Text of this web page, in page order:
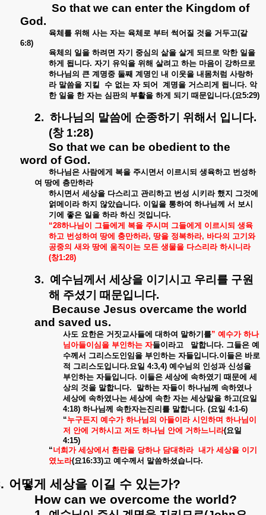
So that we can enter the Kingdom of
God.
육체를 위해 사는 자는 육체로 부터 썩어질 것을 거두고(갈
6:8)
육체의 일을 하려면 자기 중심의 삶을 살게 되므로 악한 일을
하게 됩니다. 자기 유익을 위해 살려고 하는 마음이
강하므로
하나님의 큰 계명중 둘째 계명인 내 이웃을 내몸처럼 사랑하
라 말씀을 지킬 수 없는 자 되어 계명을 거스리게 됩니다. 악
한 일을 한 자는 심판의 부활을 하게 되기 때문입니다.(요5:29)
2. 하나님의 말씀에 순종하기 위해서 입니다.
(창1:28)
So that we can be obedient to the
word of God.
하나님은 사람에게 복을 주시면서 이르시되 생육하고 번성하
여 땅에 층만하라
하시면서 세상을 다스리고 관리하고 번성 시키라 했지 그것에
얽메이라 하지 않았습니다. 이일을 통하여 하나님께 서 보시
기에 좋은 일을 하라 하신 것입니다.
“28하나님이 그들에게 복을 주시며 그들에게 이르시되 생육
하고 번성하여 땅에 충만하라, 땅을 정복하라, 바다의 고기와
공중의 새와 땅에 움직이는 모든 생물을 다스리라 하시니라
(창1:28)
3. 예수님께서 세상을 이기시고 우리를 구원
해 주셨기 때문입니다.
Because Jesus overcame the world
and saved us.
사도 요한은 거짓교사들에 대하여 말하기를” 예수가 하나
님아들이심을 부인하는 자들이라고 말합니다. 그들은 예
수께서 그리스도인임을 부인하는 자들입니다.이들은 바로
적 그리스도입니다.요일 4:3,4) 예수님의 인성과 신성을
부인하는 자들입니다. 이들은 세상에 속하였기 때문에 세
상의 것을 말합니다. 말하는 자들이 하나님께 속하였나
세상에 속하였나는 세상에 속한 자는 세상말을 하고(요일
4:18) 하나님께 속한자는진리를 말합니다. (요일 4:1-6)
“누구든지 예수가 하나님의 아들이라 시인하며 하나님이
저 안에 거하시고 저도 하나님 안에 거하느니라(요일
4:15)
“너희가 세상에서 환란을 당하나 담대하라 내가 세상을 이기
였노라(요16:33)고 예수께서 말씀하셨습니다.
어떻게 세상을 이길 수 있는가?
How can we overcome the world?